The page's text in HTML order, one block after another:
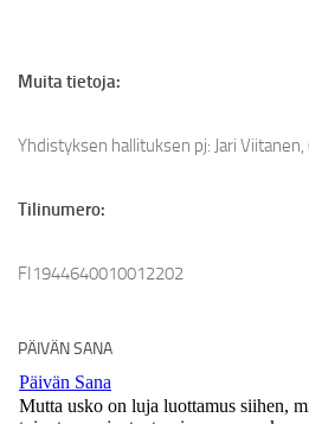
Muita tietoja:
Yhdistyksen hallituksen pj: Jari
Tilinumero:
FI1944640010012202
PÄIVÄN SANA